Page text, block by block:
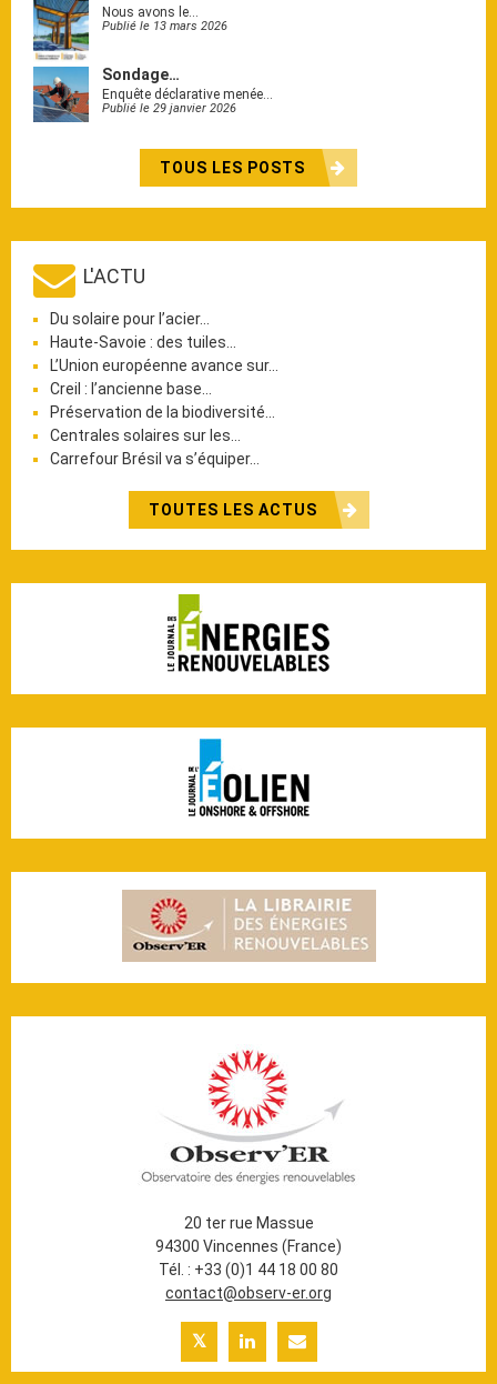
Nous avons le…
Publié le 13 mars 2026
Sondage…
Enquête déclarative menée…
Publié le 29 janvier 2026
TOUS LES POSTS
L'ACTU
Du solaire pour l’acier…
Haute-Savoie : des tuiles…
L’Union européenne avance sur…
Creil : l’ancienne base…
Préservation de la biodiversité…
Centrales solaires sur les…
Carrefour Brésil va s’équiper…
TOUTES LES ACTUS
20 ter rue Massue
94300 Vincennes (France)
Tél. : +33 (0)1 44 18 00 80
contact@observ-er.org